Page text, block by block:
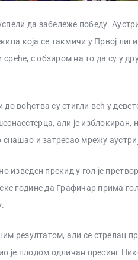
да забележе победу.
која се такмичи у Првој лиги
среће, с обзиром на то да су у
вођства су стигли већ у
али је изблокиран,
и затресао мрежу
изведен прекид у гол је
године да Графичар прима
резултатом, али се стрелац
је плодом одличан пресинг